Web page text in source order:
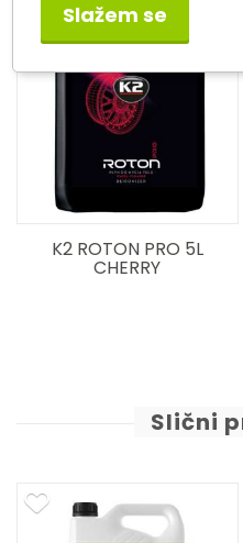
K2 ROTON PRO 5L
Slični
Slažem se